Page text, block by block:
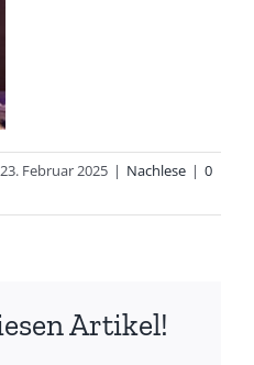
23. Februar 2025 | Nachlese | 0
Artikel!